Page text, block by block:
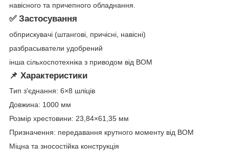
навісного та причепного обладнання.
✅ Застосування
обприскувачі (штангові, причісні, навісні)
разбрасыватели удобрений
інша сільхоспотехніка з приводом від ВОМ
📌 Характеристики
Тип з'єднання: 6×8 шліців
Довжина: 1000 мм
Розмір хрестовини: 23,84×61,35 мм
Призначення: передавання крутного моменту від ВОМ
Міцна та зносостійка конструкція